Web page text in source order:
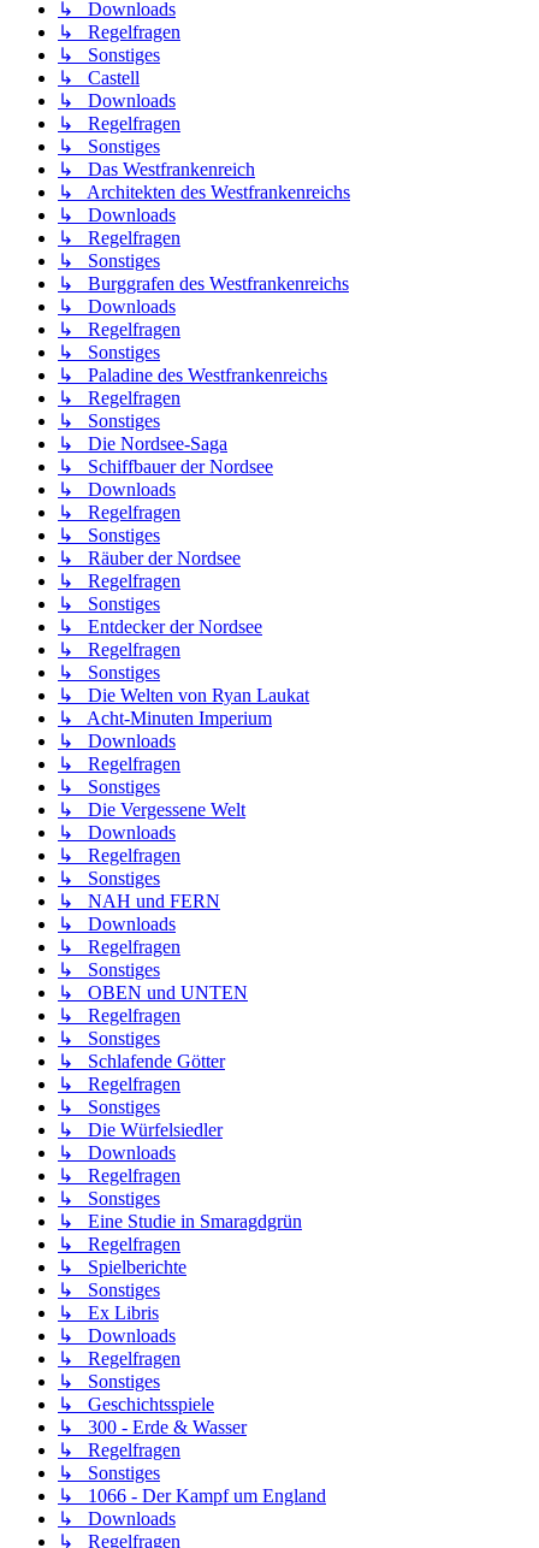
↳ Downloads
↳ Regelfragen
↳ Sonstiges
↳ Castell
↳ Downloads
↳ Regelfragen
↳ Sonstiges
↳ Das Westfrankenreich
↳ Architekten des Westfrankenreichs
↳ Downloads
↳ Regelfragen
↳ Sonstiges
↳ Burggrafen des Westfrankenreichs
↳ Downloads
↳ Regelfragen
↳ Sonstiges
↳ Paladine des Westfrankenreichs
↳ Regelfragen
↳ Sonstiges
↳ Die Nordsee-Saga
↳ Schiffbauer der Nordsee
↳ Downloads
↳ Regelfragen
↳ Sonstiges
↳ Räuber der Nordsee
↳ Regelfragen
↳ Sonstiges
↳ Entdecker der Nordsee
↳ Regelfragen
↳ Sonstiges
↳ Die Welten von Ryan Laukat
↳ Acht-Minuten Imperium
↳ Downloads
↳ Regelfragen
↳ Sonstiges
↳ Die Vergessene Welt
↳ Downloads
↳ Regelfragen
↳ Sonstiges
↳ NAH und FERN
↳ Downloads
↳ Regelfragen
↳ Sonstiges
↳ OBEN und UNTEN
↳ Regelfragen
↳ Sonstiges
↳ Schlafende Götter
↳ Regelfragen
↳ Sonstiges
↳ Die Würfelsiedler
↳ Downloads
↳ Regelfragen
↳ Sonstiges
↳ Eine Studie in Smaragdgrün
↳ Regelfragen
↳ Spielberichte
↳ Sonstiges
↳ Ex Libris
↳ Downloads
↳ Regelfragen
↳ Sonstiges
↳ Geschichtsspiele
↳ 300 - Erde & Wasser
↳ Regelfragen
↳ Sonstiges
↳ 1066 - Der Kampf um England
↳ Downloads
↳ Regelfragen